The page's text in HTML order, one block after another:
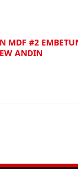
MDF #2
ANDIN